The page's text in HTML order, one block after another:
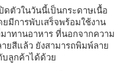
ตัวในวันนี้เป็นกระดาษเนื้อ
มีการพับเสร็จพร้อมใช้งาน
ทานอาหาร ที่นอกจากความ
ยสีแล้ว ยังสามารถพิมพ์ลาย
บลูกค้าได้ด้วย